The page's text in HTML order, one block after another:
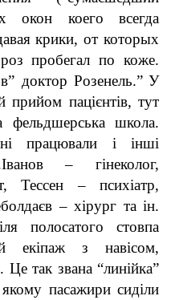
окон коего всегда
крики, от которых
пробегал по коже.
доктор Розенель.” У
прийом пацієнтів, тут
фельдшерська школа.
працювали і інші
– гінеколог,
Тессен – психіатр,
– хірург та ін.
полосатого стовпа
екіпаж з навісом,
так звана “линійка”
пасажири сиділи